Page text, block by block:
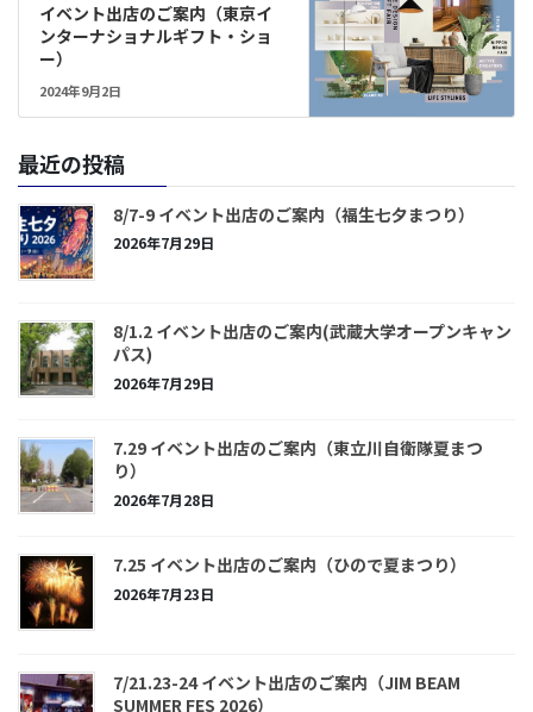
イベント出店のご案内（東京イ
ンターナショナルギフト・ショ
ー）
2024年9月2日
最近の投稿
8/7-9 イベント出店のご案内（福生七夕まつり）
2026年7月29日
8/1.2 イベント出店のご案内(武蔵大学オープンキャン
パス)
2026年7月29日
7.29 イベント出店のご案内（東立川自衛隊夏まつ
り）
2026年7月28日
7.25 イベント出店のご案内（ひので夏まつり）
2026年7月23日
7/21.23-24 イベント出店のご案内（JIM BEAM
SUMMER FES 2026）